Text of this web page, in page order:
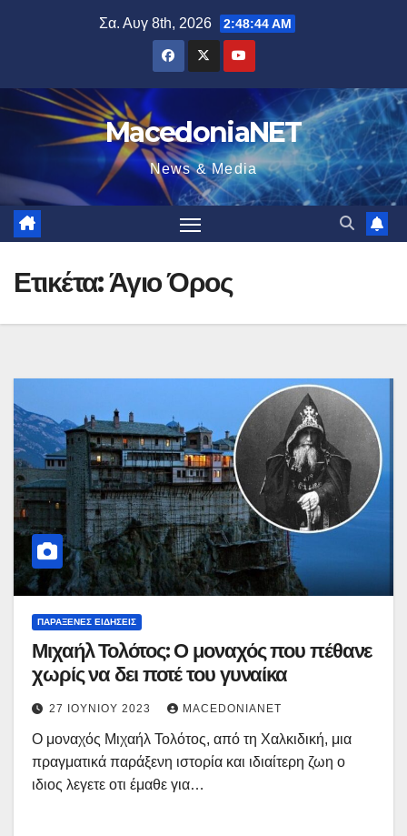
Σα. Αυγ 8th, 2026 2:48:45 AM
MacedoniaNET
News & Media
Ετικέτα:Άγιο Όρος
ΠΑΡΆΞΕΝΕΣ ΕΙΔΉΣΕΙΣ
Μιχαήλ Τολότος: Ο μοναχός που πέθανε
χωρίς να δει ποτέ του γυναίκα
27 ΙΟΥΝΊΟΥ 2023 MACEDONIANET
Ο μοναχός Μιχαήλ Τολότος, από τη Χαλκιδική, μια
πραγματικά παράξενη ιστορία και ιδιαίτερη ζωη ο
ιδιος λεγετε οτι έμαθε για…